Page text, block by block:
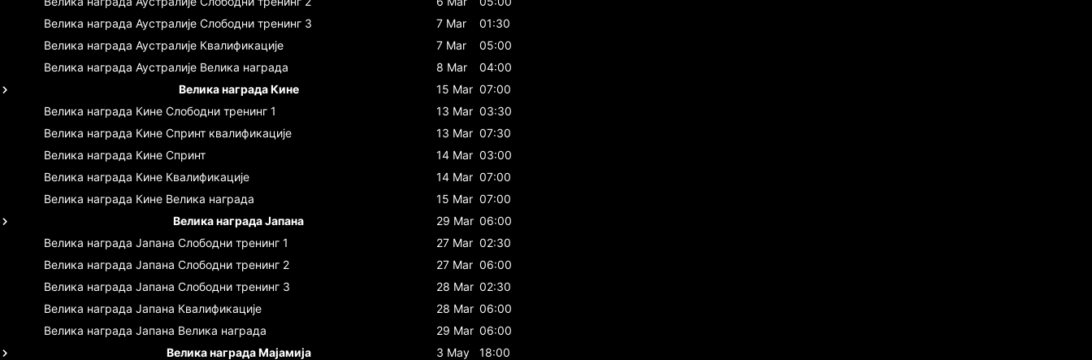
Велика награда Аустралије Слободни тренинг 3 7 Mar
01:30
Велика награда Аустралије Квалификације 7 Mar
05:00
Велика награда Аустралије Велика награда 8 Mar
04:00
Велика награда Кине
15 Mar 07:00
Велика награда Кине Слободни тренинг 1 13 Mar 03:30
Велика награда Кине Спринт квалификације 13 Mar 07:30
Велика награда Кине Спринт 14 Mar 03:00
Велика награда Кине Квалификације 14 Mar 07:00
Велика награда Кине Велика награда 15 Mar 07:00
Велика награда Јапана
29 Mar 06:00
Велика награда Јапана Слободни тренинг 1 27 Mar 02:30
Велика награда Јапана Слободни тренинг 2 27 Mar 06:00
Велика награда Јапана Слободни тренинг 3 28 Mar 02:30
Велика награда Јапана Квалификације 28 Mar 06:00
Велика награда Јапана Велика награда 29 Mar 06:00
Велика награда Мајамија
3 May
18:00